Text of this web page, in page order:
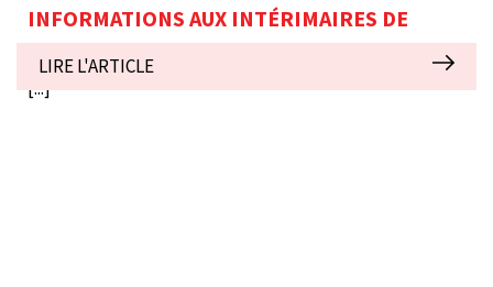
INFORMATIONS AUX INTÉRIMAIRES DE
TEAM INTERIM : DATES DES SALAIRES 2019
[...]
LIRE L'ARTICLE